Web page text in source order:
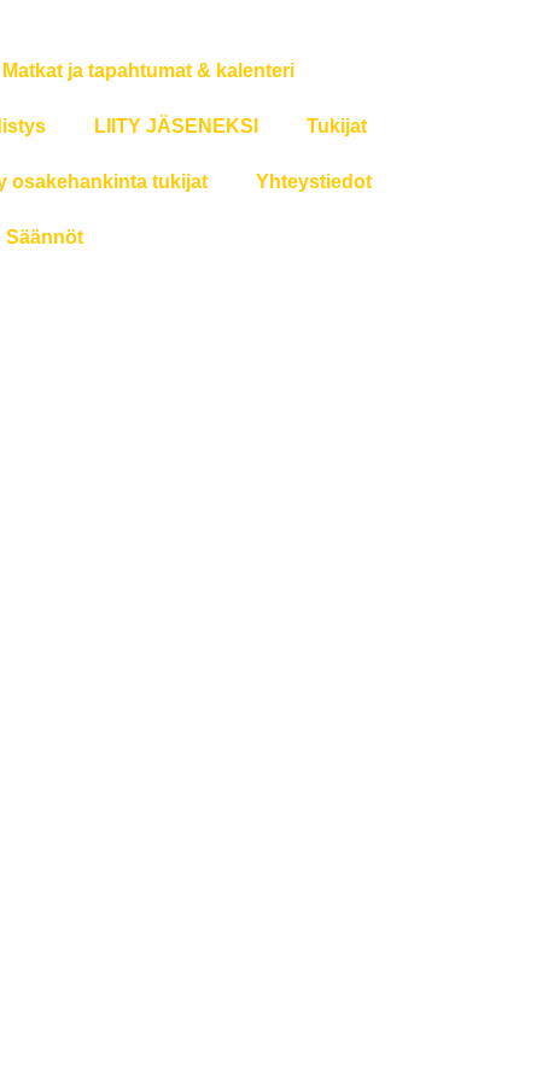
Matkat ja tapahtumat & kalenteri
LIITY JÄSENEKSI Tukijat
osakehankinta tukijat Yhteystiedot
Säännöt